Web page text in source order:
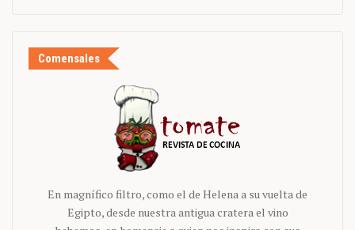
Comensales
En magnífico filtro, como el de Helena a su vuelta de
Egipto, desde nuestra antigua cratera el vino